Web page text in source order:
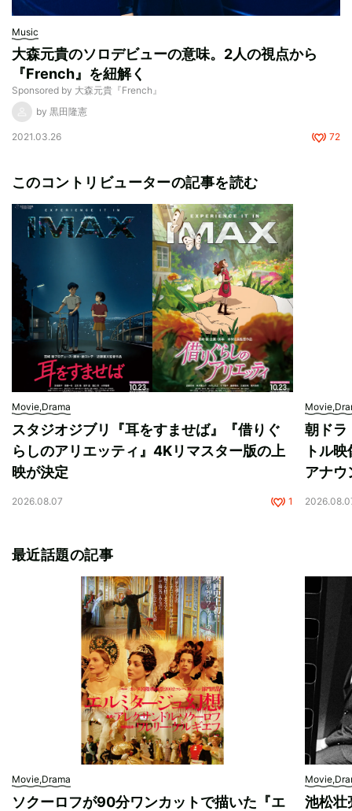
Music
大森元貴のソロデビューの意味。2人の視点から
『French』を紐解く
Sponsored by 大森元貴『French』
by 黒田隆憲
2021.03.26 72
このコントリビューターの記事を読む
Movie,Drama
スタジオジブリ『耳をすませば』『借りぐ
らしのアリエッティ』4Kリマスター版の上
映が決定
2026.08.07 1
朝ドラ
トル
アナウ
最近話題の記事
Movie,Drama
ソクーロフが90分ワンカットで描いた『エ
池松壮